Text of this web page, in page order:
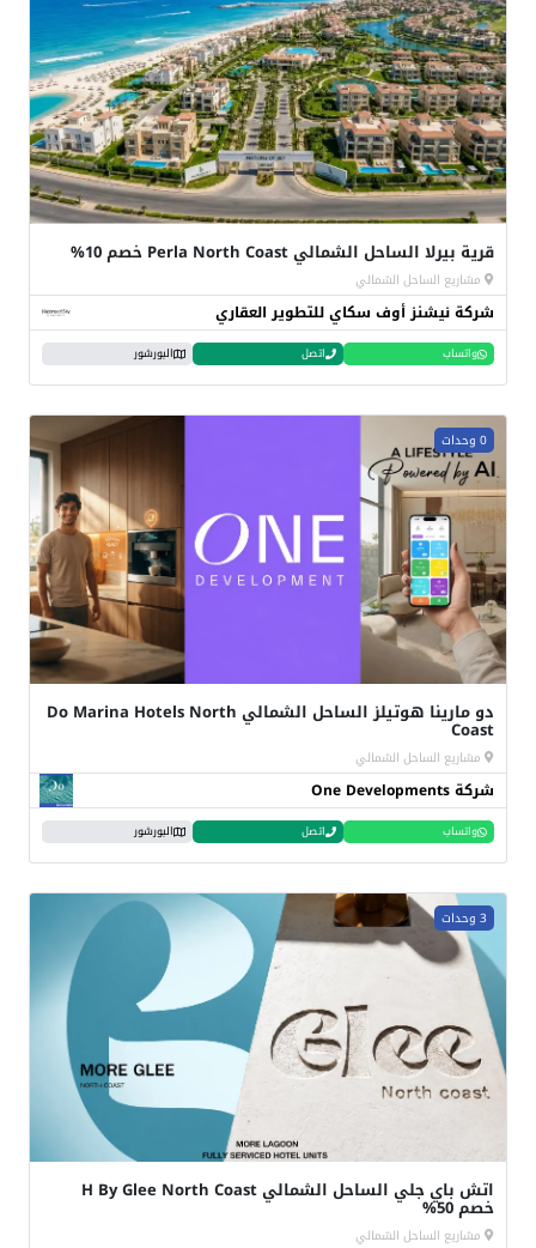
قرية بيرلا الساحل الشمالي Perla North Coast خصم 10%
مشاريع الساحل الشمالي
شركة نيشنز أوف سكاي للتطوير العقاري
واتساب اتصل البورشور
0 وحدات
دو مارينا هوتيلز الساحل الشمالي Do Marina Hotels North
Coast
مشاريع الساحل الشمالي
شركة One Developments
واتساب اتصل البورشور
3 وحدات
اتش باي جلي الساحل الشمالي H By Glee North Coast
خصم 50%
مشاريع الساحل الشمالي